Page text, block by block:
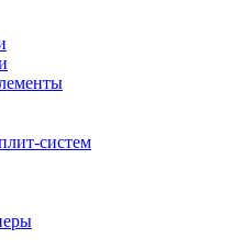
систем